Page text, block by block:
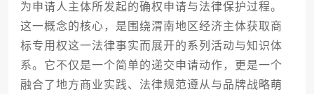
为申请人主体所发起的确权申请与法律保护过程。
这一概念的核心，是围绕渭南地区经济主体获取商
标专用权这一法律事实而展开的系列活动与知识体
系。它不仅是一个简单的递交申请动作，更是一个
融合了地方商业实践、法律规范遵从与品牌战略萌